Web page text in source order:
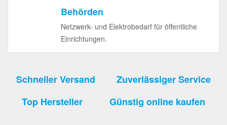
Behörden
Netzwerk- und Elektrobedarf für öffentliche
Einrichtungen.
Schneller Versand
Zuverlässiger Service
Top Hersteller
Günstig online kaufen